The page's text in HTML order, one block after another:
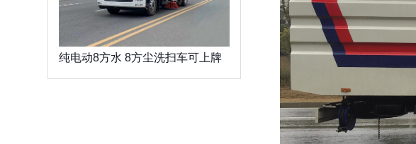
纯电动8方水 8方尘洗扫车可上牌